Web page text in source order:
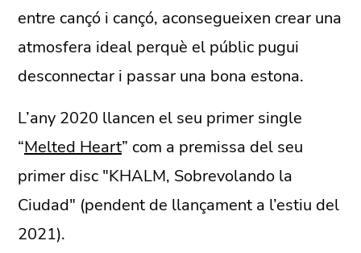
entre cançó i cançó, aconsegueixen crear una
atmosfera ideal perquè el públic pugui
desconnectar i passar una bona estona.
L’any 2020 llancen el seu primer single
“Melted Heart” com a premissa del seu
primer disc "KHALM, Sobrevolando la
Ciudad" (pendent de llançament a l’estiu del
2021).